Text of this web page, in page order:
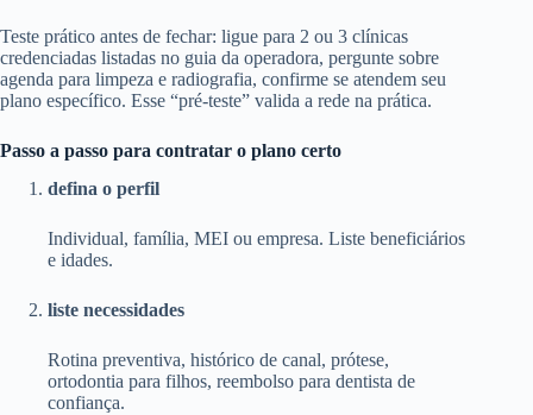
Teste prático antes de fechar: ligue para 2 ou 3 clínicas
credenciadas listadas no guia da operadora, pergunte sobre
agenda para limpeza e radiografia, confirme se atendem seu
plano específico. Esse “pré-teste” valida a rede na prática.
Passo a passo para contratar o plano certo
defina o perfil
Individual, família, MEI ou empresa. Liste beneficiários
e idades.
liste necessidades
Rotina preventiva, histórico de canal, prótese,
ortodontia para filhos, reembolso para dentista de
confiança.